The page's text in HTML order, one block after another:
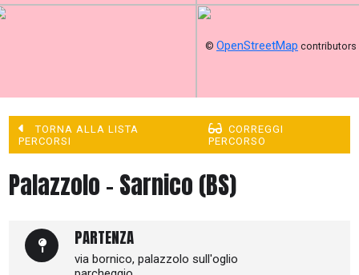
© OpenStreetMap contributors
TORNA ALLA LISTA
PERCORSI
CORREGGI
PERCORSO
Palazzolo - Sarnico (BS)
PARTENZA
via bornico, palazzolo sull'oglio